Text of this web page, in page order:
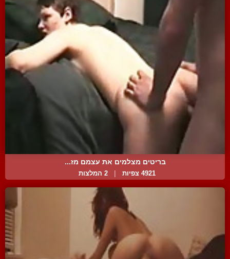
בריטים מצלמים את עצמם מז...
4921 צפיות 2 המלצות